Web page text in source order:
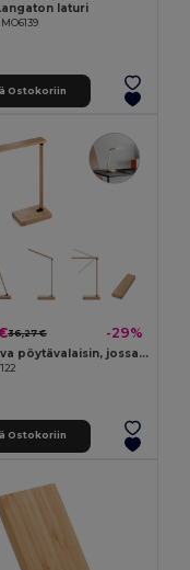
laturi
Ostokoriin
36,27 € -29%
Taitettava pöytävalaisin, jossa on 15 W:n supernopea langaton laturi, bambua
Ostokoriin